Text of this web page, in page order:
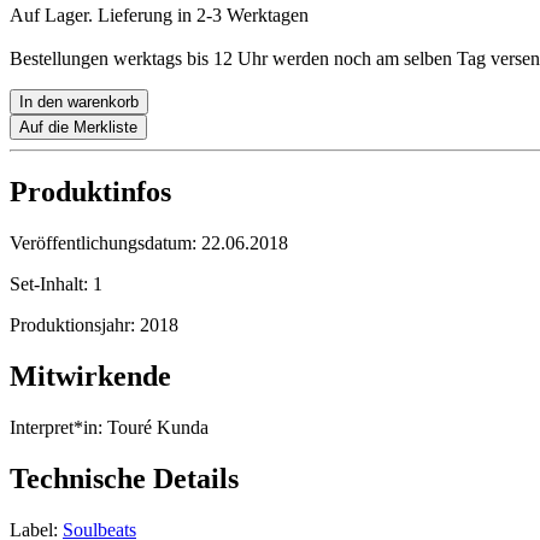
Auf Lager. Lieferung in 2-3 Werktagen
Bestellungen werktags bis 12 Uhr werden noch am selben Tag
In den warenkorb
Auf die Merkliste
Produktinfos
Veröffentlichungsdatum: 22.06.2018
Set-Inhalt: 1
Produktionsjahr: 2018
Mitwirkende
Interpret*in: Touré Kunda
Technische Details
Label: Soulbeats